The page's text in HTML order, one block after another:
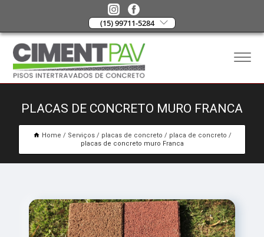
(15) 99711-5284
PLACAS DE CONCRETO MURO FRANCA
Home Serviços placas de concreto
placa de concreto
placas de concreto muro Franca